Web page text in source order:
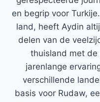
en begrip voor
land, heeft Aydin
delen van de
thuisland met
jarenlange
verschillende
basis voor Rudaw,